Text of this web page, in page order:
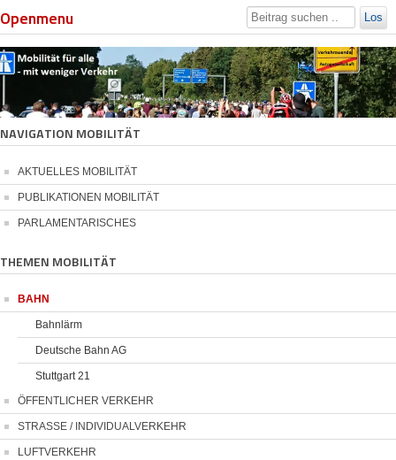
Openmenu Los
NAVIGATION MOBILITÄT
AKTUELLES MOBILITÄT
PUBLIKATIONEN MOBILITÄT
PARLAMENTARISCHES
THEMEN MOBILITÄT
BAHN
Bahnlärm
Deutsche Bahn AG
Stuttgart 21
ÖFFENTLICHER VERKEHR
STRASSE / INDIVIDUALVERKEHR
LUFTVERKEHR